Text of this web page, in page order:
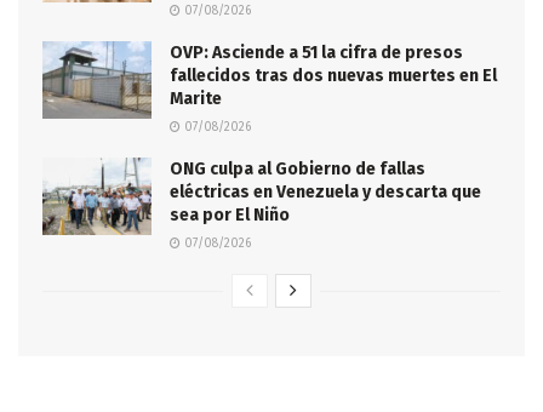
07/08/2026
OVP: Asciende a 51 la cifra de presos
fallecidos tras dos nuevas muertes en El
Marite
07/08/2026
ONG culpa al Gobierno de fallas
eléctricas en Venezuela y descarta que
sea por El Niño
07/08/2026